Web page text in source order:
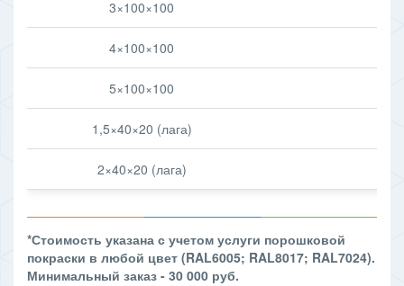
3×100×100
4×100×100
5×100×100
1,5×40×20 (лага)
2×40×20 (лага)
*Стоимость указана с учетом услуги порошковой
покраски в любой цвет (RAL6005; RAL8017; RAL7024).
Минимальный заказ - 30 000 руб.